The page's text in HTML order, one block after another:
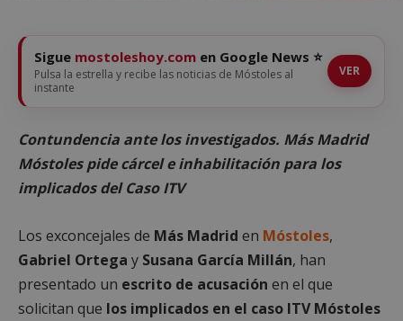
Sigue mostoleshoy.com en Google News ⭐
Pulsa la estrella y recibe las noticias de Móstoles al
instante
VER
Contundencia ante los investigados. Más Madrid
Móstoles pide cárcel e inhabilitación para los
implicados del Caso ITV
Los exconcejales de Más Madrid en Móstoles,
Gabriel Ortega y Susana García Millán, han
presentado un escrito de acusación en el que
solicitan que los implicados en el caso ITV Móstoles